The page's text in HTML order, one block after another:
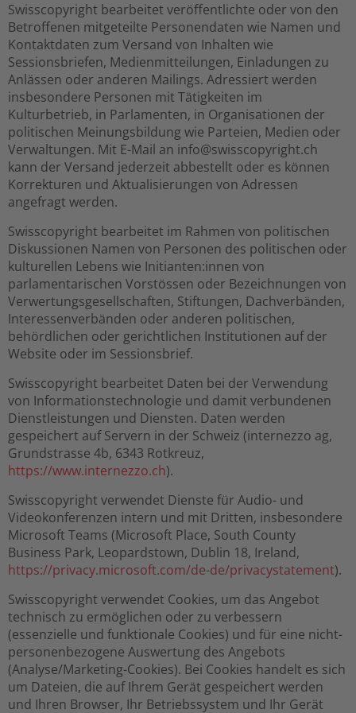
Swisscopyright bearbeitet veröffentlichte oder von den
Betroffenen mitgeteilte Personendaten wie Namen und
Kontaktdaten zum Versand von Inhalten wie
Sessionsbriefen, Medienmitteilungen, Einladungen zu
Anlässen oder anderen Mailings. Adressiert werden
insbesondere Personen mit Tätigkeiten im
Kulturbetrieb, in Parlamenten, in Organisationen der
politischen Meinungsbildung wie Parteien, Medien oder
Verwaltungen. Mit E-Mail an info@swisscopyright.ch
kann der Versand jederzeit abbestellt oder es können
Korrekturen und Aktualisierungen von Adressen
angefragt werden.
Swisscopyright bearbeitet im Rahmen von politischen
Diskussionen Namen von Personen des politischen oder
kulturellen Lebens wie Initianten:innen von
parlamentarischen Vorstössen oder Bezeichnungen von
Verwertungsgesellschaften, Stiftungen, Dachverbänden,
Interessenverbänden oder anderen politischen,
behördlichen oder gerichtlichen Institutionen auf der
Website oder im Sessionsbrief.
Swisscopyright bearbeitet Daten bei der Verwendung
von Informationstechnologie und damit verbundenen
Dienstleistungen und Diensten. Daten werden
gespeichert auf Servern in der Schweiz (internezzo ag,
Grundstrasse 4b, 6343 Rotkreuz,
https://www.internezzo.ch).
Swisscopyright verwendet Dienste für Audio- und
Videokonferenzen intern und mit Dritten, insbesondere
Microsoft Teams (Microsoft Place, South County
Business Park, Leopardstown, Dublin 18, Ireland,
https://privacy.microsoft.com/de-de/privacystatement).
Swisscopyright verwendet Cookies, um das Angebot
technisch zu ermöglichen oder zu verbessern
(essenzielle und funktionale Cookies) und für eine nicht-
personenbezogene Auswertung des Angebots
(Analyse/Marketing-Cookies). Bei Cookies handelt es sich
um Dateien, die auf Ihrem Gerät gespeichert werden
und Ihren Browser, Ihr Betriebssystem und Ihr Gerät